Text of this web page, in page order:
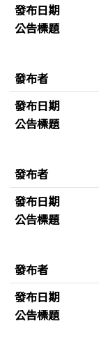
發布日期
公告標題
發布者
發布日期
公告標題
發布者
發布日期
公告標題
發布者
發布日期
公告標題